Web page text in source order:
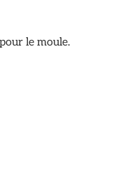
le moule.